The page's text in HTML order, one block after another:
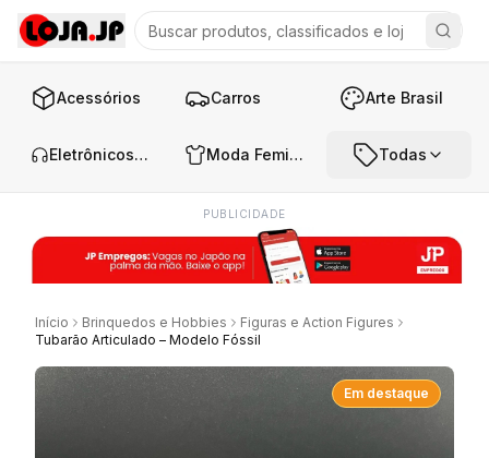
Acessórios Carros Arte Brasil
Eletrônicos e Áudio Moda Feminina Todas
PUBLICIDADE
Início Brinquedos e Hobbies
Figuras e Action Figures
Tubarão Articulado – Modelo Fóssil
Em destaque